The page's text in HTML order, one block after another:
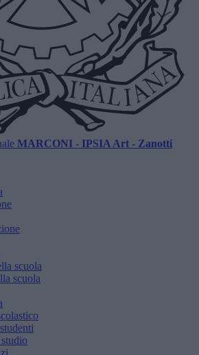
MARCONI - IPSIA Art - Zanotti
scuola
scuola